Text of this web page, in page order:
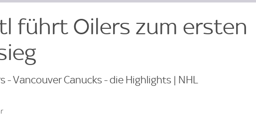
führt Oilers zum ersten
- Vancouver Canucks - die Highlights | NHL